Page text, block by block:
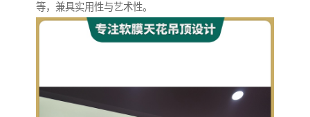
等，兼具实用性与艺术性。